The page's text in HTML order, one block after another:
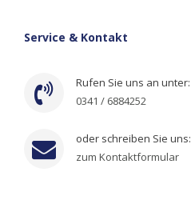
Service & Kontakt
Rufen Sie uns an unter:
0341 / 6884252
oder schreiben Sie uns:
zum Kontaktformular